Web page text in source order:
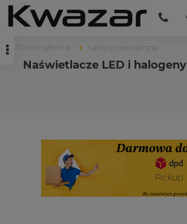
Strona główna Lampy zewnętrzne
Naświetlacze LED i halogeny